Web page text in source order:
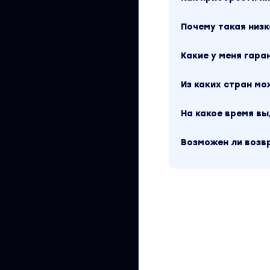
операцию, но
2 Похудевшим
телу и добились
обратно – значит
3 С возрастными
Почему такая
Какие у меня
Из каких стран
На какое время
Возможен ли